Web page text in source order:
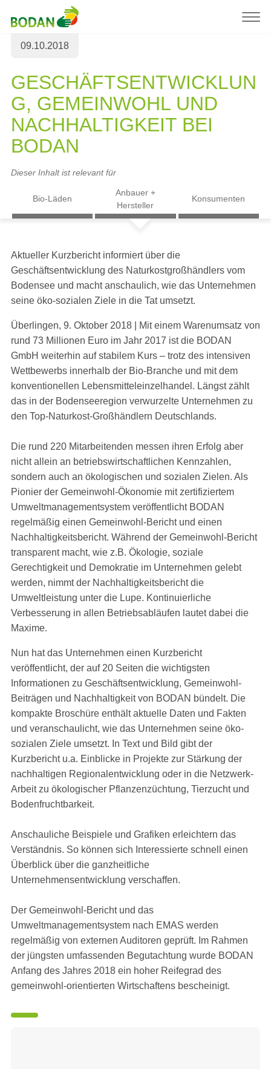
09.10.2018
GESCHÄFTSENTWICKLUN
G, GEMEINWOHL UND
NACHHALTIGKEIT BEI
BODAN
Dieser Inhalt ist relevant für
Bio-Läden
Anbauer +
Hersteller
Konsumenten
Aktueller Kurzbericht informiert über die
Geschäftsentwicklung des Naturkostgroßhändlers vom
Bodensee und macht anschaulich, wie das Unternehmen
seine öko-sozialen Ziele in die Tat umsetzt.
Überlingen, 9. Oktober 2018 | Mit einem Warenumsatz von
rund 73 Millionen Euro im Jahr 2017 ist die BODAN
GmbH weiterhin auf stabilem Kurs – trotz des intensiven
Wettbewerbs innerhalb der Bio-Branche und mit dem
konventionellen Lebensmitteleinzelhandel. Längst zählt
das in der Bodenseeregion verwurzelte Unternehmen zu
den Top-Naturkost-Großhändlern Deutschlands.
Die rund 220 Mitarbeitenden messen ihren Erfolg aber
nicht allein an betriebswirtschaftlichen Kennzahlen,
sondern auch an ökologischen und sozialen Zielen. Als
Pionier der Gemeinwohl-Ökonomie mit zertifiziertem
Umweltmanagementsystem veröffentlicht BODAN
regelmäßig einen Gemeinwohl-Bericht und einen
Nachhaltigkeitsbericht. Während der Gemeinwohl-Bericht
transparent macht, wie z.B. Ökologie, soziale
Gerechtigkeit und Demokratie im Unternehmen gelebt
werden, nimmt der Nachhaltigkeitsbericht die
Umweltleistung unter die Lupe. Kontinuierliche
Verbesserung in allen Betriebsabläufen lautet dabei die
Maxime.
Nun hat das Unternehmen einen Kurzbericht
veröffentlicht, der auf 20 Seiten die wichtigsten
Informationen zu Geschäftsentwicklung, Gemeinwohl-
Beiträgen und Nachhaltigkeit von BODAN bündelt. Die
kompakte Broschüre enthält aktuelle Daten und Fakten
und veranschaulicht, wie das Unternehmen seine öko-
sozialen Ziele umsetzt. In Text und Bild gibt der
Kurzbericht u.a. Einblicke in Projekte zur Stärkung der
nachhaltigen Regionalentwicklung oder in die Netzwerk-
Arbeit zu ökologischer Pflanzenzüchtung, Tierzucht und
Bodenfruchtbarkeit.
Anschauliche Beispiele und Grafiken erleichtern das
Verständnis. So können sich Interessierte schnell einen
Überblick über die ganzheitliche
Unternehmensentwicklung verschaffen.
Der Gemeinwohl-Bericht und das
Umweltmanagementsystem nach EMAS werden
regelmäßig von externen Auditoren geprüft. Im Rahmen
der jüngsten umfassenden Begutachtung wurde BODAN
Anfang des Jahres 2018 ein hoher Reifegrad des
gemeinwohl-orientierten Wirtschaftens bescheinigt.